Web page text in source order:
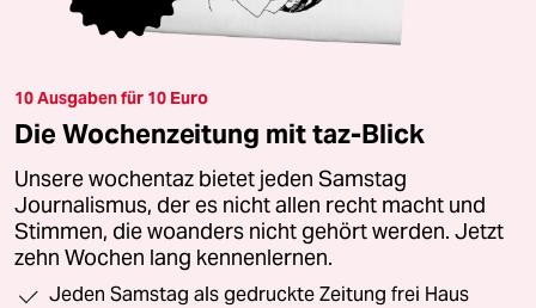
10 Ausgaben für 10 Euro
Die Wochenzeitung mit taz-Blick
Unsere wochentaz bietet jeden Samstag
Journalismus, der es nicht allen recht macht und
Stimmen, die woanders nicht gehört werden. Jetzt
zehn Wochen lang kennenlernen.
Jeden Samstag als gedruckte Zeitung frei Haus